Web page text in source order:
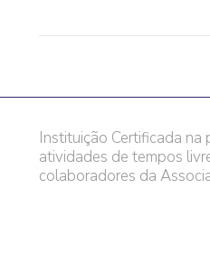
Instituição Certificada
atividades de tempos
colaboradores da